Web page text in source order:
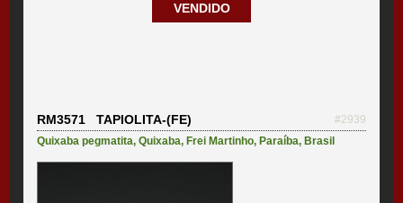
VENDIDO
RM3571 TAPIOLITA-(FE)
#2939
Quixaba pegmatita,Quixaba, Frei Martinho, Paraíba, Brasil